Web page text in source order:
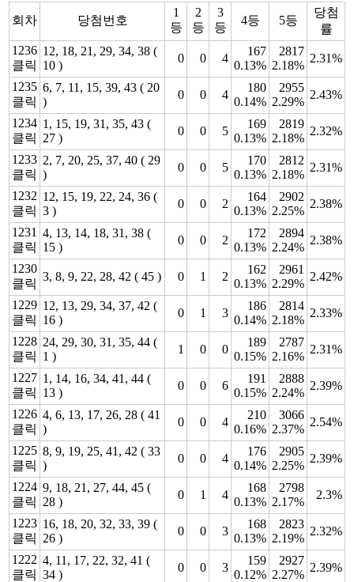
회차 당첨번호
1
등
2
등
3
등
4등 5등
당첨
률
1236
클릭
12, 18, 21, 29, 34, 38 (
10 )
0 0 4
167
0.13%
2817
2.18%
2.31%
1235
클릭
6, 7, 11, 15, 39, 43 ( 20
)
0 0 4
180
0.14%
2955
2.29%
2.43%
1234
클릭
1, 15, 19, 31, 35, 43 (
27 )
0 0 5
169
0.13%
2819
2.18%
2.32%
1233
클릭
2, 7, 20, 25, 37, 40 ( 29
)
0 0 5
170
0.13%
2812
2.18%
2.31%
1232
클릭
12, 15, 19, 22, 24, 36 (
3 )
0 0 2
164
0.13%
2902
2.25%
2.38%
1231
클릭
4, 13, 14, 18, 31, 38 (
15 )
0 0 2
172
0.13%
2894
2.24%
2.38%
1230
클릭
3, 8, 9, 22, 28, 42 ( 45 ) 0 1 2
162
0.13%
2961
2.29%
2.42%
1229
클릭
12, 13, 29, 34, 37, 42 (
16 )
0 1 3
186
0.14%
2814
2.18%
2.33%
1228
클릭
24, 29, 30, 31, 35, 44 (
1 )
1 0 0
189
0.15%
2787
2.16%
2.31%
1227
클릭
1, 14, 16, 34, 41, 44 (
13 )
0 0 6
191
0.15%
2888
2.24%
2.39%
1226
클릭
4, 6, 13, 17, 26, 28 ( 41
)
0 0 4
210
0.16%
3066
2.37%
2.54%
1225
클릭
8, 9, 19, 25, 41, 42 ( 33
)
0 0 4
176
0.14%
2905
2.25%
2.39%
1224
클릭
9, 18, 21, 27, 44, 45 (
28 )
0 1 4
168
0.13%
2798
2.17%
2.3%
1223
클릭
16, 18, 20, 32, 33, 39 (
26 )
0 0 3
168
0.13%
2823
2.19%
2.32%
1222
클릭
4, 11, 17, 22, 32, 41 (
34 )
0 0 3
159
0.12%
2927
2.27%
2.39%